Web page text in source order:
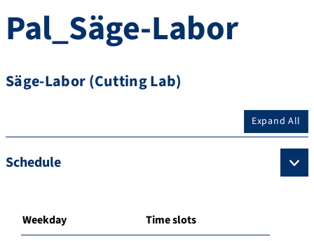
Pal_Säge-Labor
Säge-Labor (Cutting Lab)
Expand All
Schedule
Weekday Time slots